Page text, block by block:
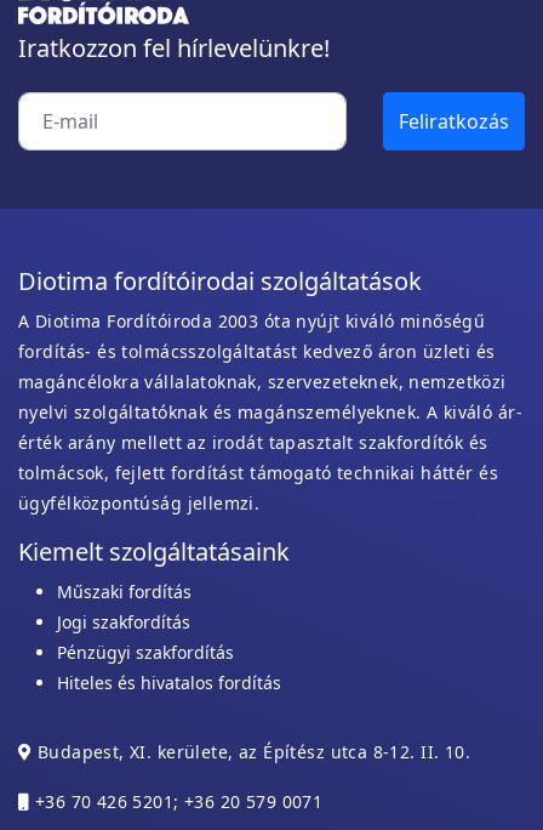
Iratkozzon fel hírlevelünkre!
Diotima fordítóirodai szolgáltatások
A Diotima Fordítóiroda 2003 óta nyújt kiváló minőségű
fordítás- és tolmácsszolgáltatást kedvező áron üzleti és
magáncélokra vállalatoknak, szervezeteknek, nemzetközi
nyelvi szolgáltatóknak és magánszemélyeknek. A kiváló ár-
érték arány mellett az irodát tapasztalt szakfordítók és
tolmácsok, fejlett fordítást támogató technikai háttér és
ügyfélközpontúság jellemzi.
Kiemelt szolgáltatásaink
Műszaki fordítás
Jogi szakfordítás
Pénzügyi szakfordítás
Hiteles és hivatalos fordítás
Budapest, XI. kerülete, az Építész utca 8-12. II. 10.
+36 70 426 5201; +36 20 579 0071